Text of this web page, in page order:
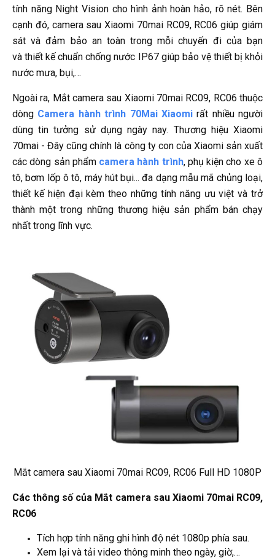
tính năng Night Vision cho hình ảnh hoàn hảo, rõ nét. Bên
cạnh đó, camera sau Xiaomi 70mai RC09, RC06 giúp giám
sát và đảm bảo an toàn trong mỗi chuyến đi của bạn
và thiết kế chuẩn chống nước IP67 giúp bảo vệ thiết bị khỏi
nước mưa, bụi,…
Ngoài ra, Mắt camera sau Xiaomi 70mai RC09, RC06 thuộc
dòng Camera hành trình 70Mai Xiaomirất nhiều người
dùng tin tưởng sử dụng ngày nay. Thương hiệu Xiaomi
70mai - Đây cũng chính là công ty con của Xiaomi sản xuất
các dòng sản phẩm camera hành trình, phụ kiện cho xe ô
tô, bơm lốp ô tô, máy hút bụi... đa dạng mẫu mã chủng loại,
thiết kế hiện đại kèm theo những tính năng ưu việt và trở
thành một trong những thương hiệu sản phẩm bán chạy
nhất trong lĩnh vực.
Mắt camera sau Xiaomi 70mai RC09, RC06 Full HD 1080P
Các thông số của Mắt camera sau Xiaomi 70mai RC09,
RC06
Tích hợp tính năng ghi hình độ nét 1080p phía sau.
Xem lại và tải video thông minh theo ngày, giờ,…